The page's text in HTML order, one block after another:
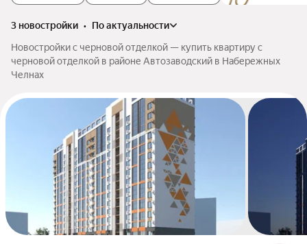
3 новостройки •
по актуальности
Новостройки с черновой отделкой — купить квартиру с
черновой отделкой в районе Автозаводский в Набережных
Челнах